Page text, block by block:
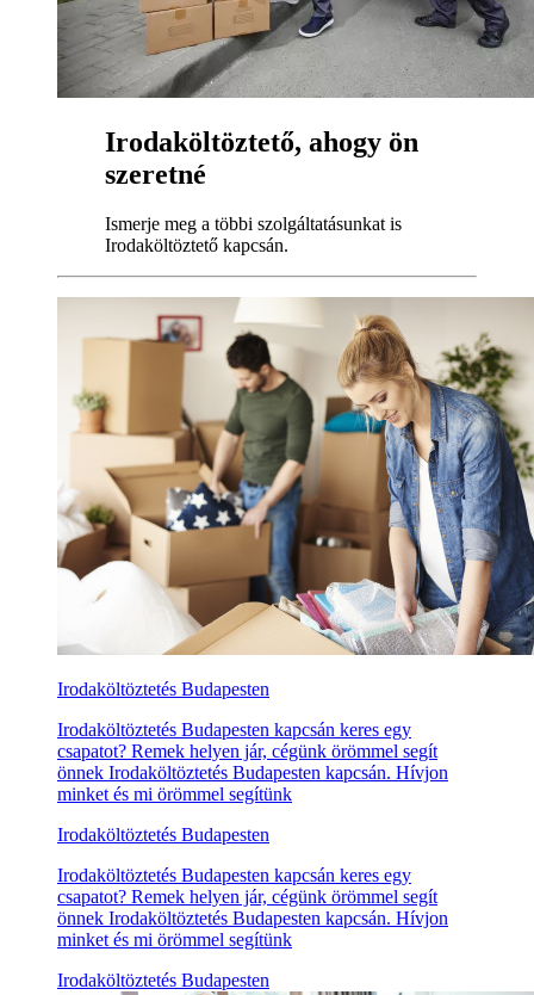
Irodaköltöztető, ahogy ön
szeretné
Ismerje meg a többi szolgáltatásunkat is
Irodaköltöztető kapcsán.
Irodaköltöztetés Budapesten
Irodaköltöztetés Budapesten kapcsán keres egy
csapatot? Remek helyen jár, cégünk örömmel segít
önnek Irodaköltöztetés Budapesten kapcsán. Hívjon
minket és mi örömmel segítünk
Irodaköltöztetés Budapesten
Irodaköltöztetés Budapesten kapcsán keres egy
csapatot? Remek helyen jár, cégünk örömmel segít
önnek Irodaköltöztetés Budapesten kapcsán. Hívjon
minket és mi örömmel segítünk
Irodaköltöztetés Budapesten